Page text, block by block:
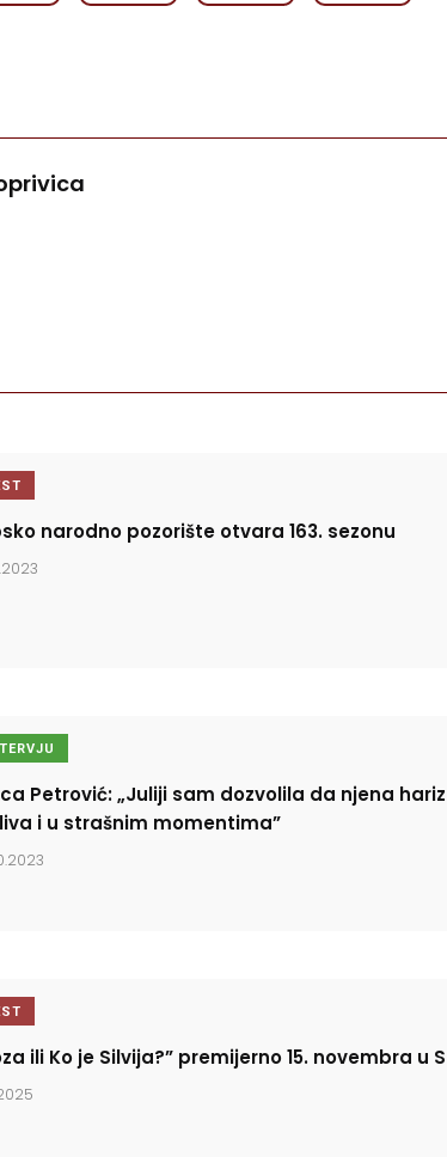
narodno pozorište otvara 163. sezonu
Petrović: „Juliji sam dozvolila da njena
i u strašnim momentima”
ili Ko je Silvija?” premijerno 15. novembra u